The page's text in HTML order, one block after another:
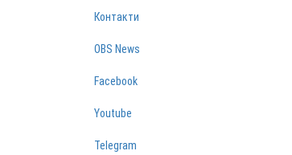
Контакти
OBS News
Facebook
Youtube
Telegram